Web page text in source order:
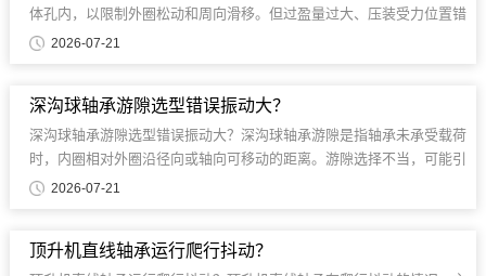
体孔内，以限制外圈松动和周向滑移。但过盈量过大、压装受力位置错
误、轮体壁厚不足或孔径尺寸偏差，可能使轴承外......
2026-07-21
深沟球轴承游隙选型错误振动大？
深沟球轴承游隙选型错误振动大？深沟球轴承游隙是指轴承未承受载荷
时，内圈相对外圈沿径向或轴向可移动的距离。游隙选择不当，可能引
起设备振动、噪声、温升及旋转精度下降。...
2026-07-21
顶升机直线轴承运行爬行抖动？